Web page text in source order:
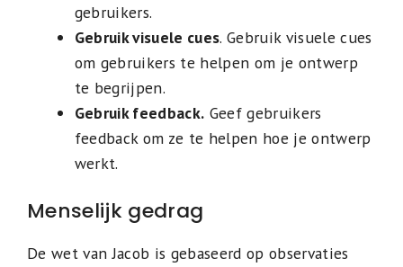
gebruikers.
Gebruik visuele cues. Gebruik visuele cues
om gebruikers te helpen om je ontwerp
te begrijpen.
Gebruik feedback. Geef gebruikers
feedback om ze te helpen hoe je ontwerp
werkt.
Menselijk gedrag
De wet van Jacob is gebaseerd op observaties